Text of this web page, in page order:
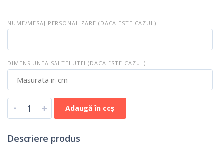
NUME/MESAJ PERSONALIZARE (DACA ESTE CAZUL)
DIMENSIUNEA SALTELUTEI (DACA ESTE CAZUL)
- + Adaugă în coș
Descriere produs